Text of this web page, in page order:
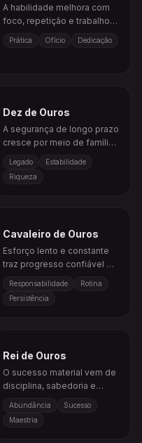
A habilidade melhora com
foco, repetição e trabalho
significativo.
Prática Ofício Dedicação
Dez de Ouros
A segurança de longo prazo
cresce por meio de família,
Legado
Estabilidade
Riqueza
Cavaleiro de Ouros
Esforço lento e constante
traz progresso confiável e
Responsabilidade
Rotina
Persistência
Rei de Ouros
O sucesso material vem de
disciplina, sabedoria e
visão de longo prazo.
Abundância
Sucesso
Maestria